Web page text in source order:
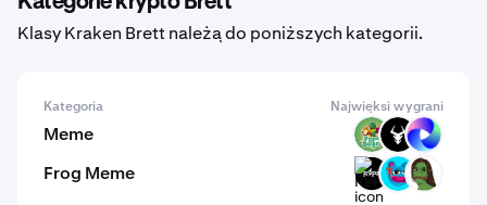
Klasy Kraken Brett należą do poniższych kategorii.
Kategoria Najwięksi wygrani
Meme PODGE BULL TUT
Frog Meme REPE BRETTAPEEPA